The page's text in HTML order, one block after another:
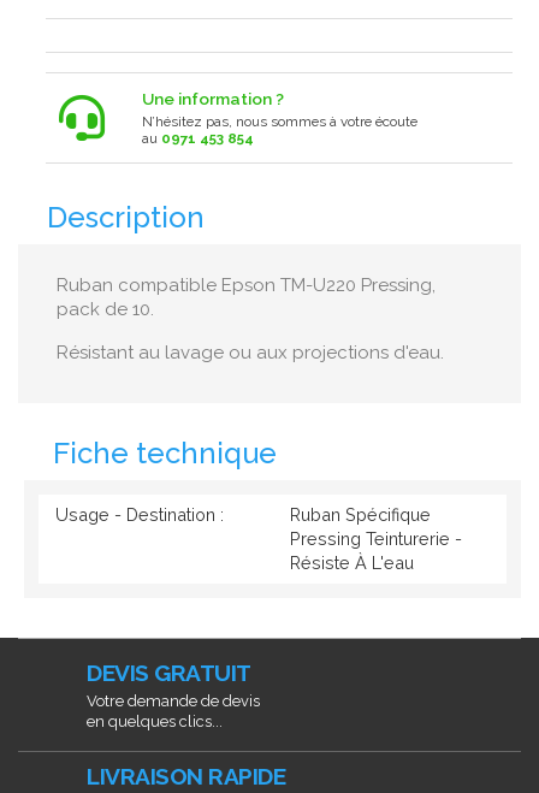
Une information ?
N’hésitez pas, nous sommes à votre écoute
au 0971 453 854
Description
Ruban compatible Epson TM-U220 Pressing,
pack de 10.
Résistant au lavage ou aux projections d'eau.
Fiche technique
Usage - Destination :
Ruban Spécifique
Pressing Teinturerie -
Résiste À L'eau
DEVIS GRATUIT
Votre demande de devis
en quelques clics...
LIVRAISON RAPIDE